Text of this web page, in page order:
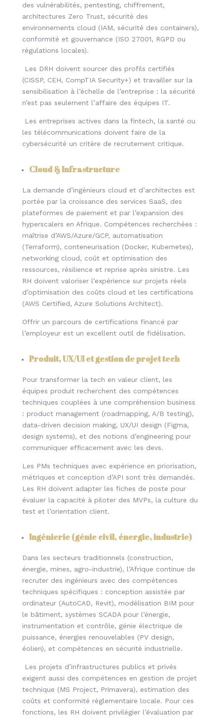
des vulnérabilités, pentesting, chiffrement,
architectures Zero Trust, sécurité des
environnements cloud (IAM, sécurité des containers),
conformité et gouvernance (ISO 27001, RGPD ou
régulations locales).
Les DRH doivent sourcer des profils certifiés
(CISSP, CEH, CompTIA Security+) et travailler sur la
sensibilisation à l’échelle de l’entreprise : la sécurité
n’est pas seulement l’affaire des équipes IT.
Les entreprises actives dans la fintech, la santé ou
les télécommunications doivent faire de la
cybersécurité un critère de recrutement critique.
Cloud & Infrastructure
La demande d’ingénieurs cloud et d’architectes est
portée par la croissance des services SaaS, des
plateformes de paiement et par l’expansion des
hyperscalers en Afrique. Compétences recherchées :
maîtrise d’AWS/Azure/GCP, automatisation
(Terraform), conteneurisation (Docker, Kubernetes),
networking cloud, coût et optimisation des
ressources, résilience et reprise après sinistre. Les
RH doivent valoriser l’expérience sur projets réels
d’optimisation des coûts cloud et les certifications
(AWS Certified, Azure Solutions Architect).
Offrir un parcours de certifications financé par
l’employeur est un excellent outil de fidélisation.
Produit, UX/UI et gestion de projet tech
Pour transformer la tech en valeur client, les
équipes produit recherchent des compétences
techniques couplées à une compréhension business
: product management (roadmapping, A/B testing),
data-driven decision making, UX/UI design (Figma,
design systems), et des notions d’engineering pour
communiquer efficacement avec les devs.
Les PMs techniques avec expérience en priorisation,
métriques et conception d’API sont très demandés.
Les RH doivent adapter les fiches de poste pour
évaluer la capacité à piloter des MVPs, la culture du
test et l’orientation client.
Ingénierie (génie civil, énergie, industrie)
Dans les secteurs traditionnels (construction,
énergie, mines, agro-industrie), l’Afrique continue de
recruter des ingénieurs avec des compétences
techniques spécifiques : conception assistée par
ordinateur (AutoCAD, Revit), modélisation BIM pour
le bâtiment, systèmes SCADA pour l’énergie,
instrumentation et contrôle, génie électrique de
puissance, énergies renouvelables (PV design,
éolien), et compétences en sécurité industrielle.
Les projets d’infrastructures publics et privés
exigent aussi des compétences en gestion de projet
technique (MS Project, Primavera), estimation des
coûts et conformité réglementaire locale. Pour ces
fonctions, les RH doivent privilégier l’évaluation par